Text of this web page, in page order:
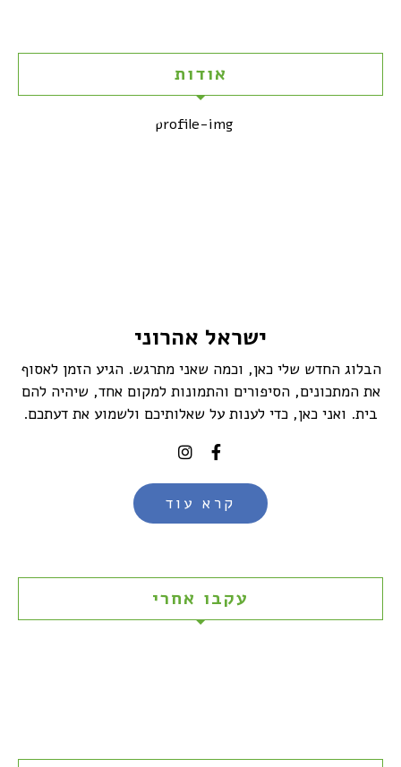
אודות
ישראל אהרוני
הבלוג החדש שלי כאן, וכמה שאני מתרגש. הגיע הזמן לאסוף
את המתכונים, הסיפורים והתמונות למקום אחד, שיהיה להם
בית. ואני כאן, כדי לענות על שאלותיכם ולשמוע את דעתכם.
קרא עוד
עקבו אחרי